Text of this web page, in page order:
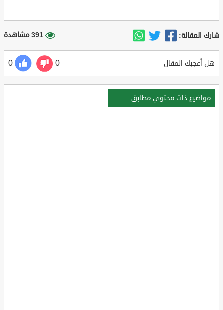
شارك المقالة: 391 مشاهدة
هل أعجبك المقال 0
0
مواضيع ذات محتوي مطابق